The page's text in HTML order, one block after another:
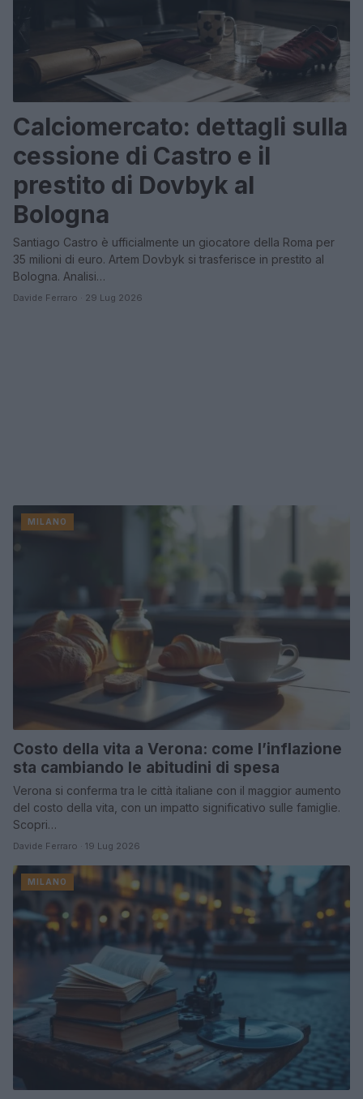
Calciomercato: dettagli sulla
cessione di Castro e il
prestito di Dovbyk al
Bologna
Santiago Castro è ufficialmente un giocatore della Roma per
35 milioni di euro. Artem Dovbyk si trasferisce in prestito al
Bologna. Analisi…
Davide Ferraro · 29 Lug 2026
MILANO
Costo della vita a Verona: come l’inflazione
sta cambiando le abitudini di spesa
Verona si conferma tra le città italiane con il maggior aumento
del costo della vita, con un impatto significativo sulle famiglie.
Scopri…
Davide Ferraro · 19 Lug 2026
MILANO